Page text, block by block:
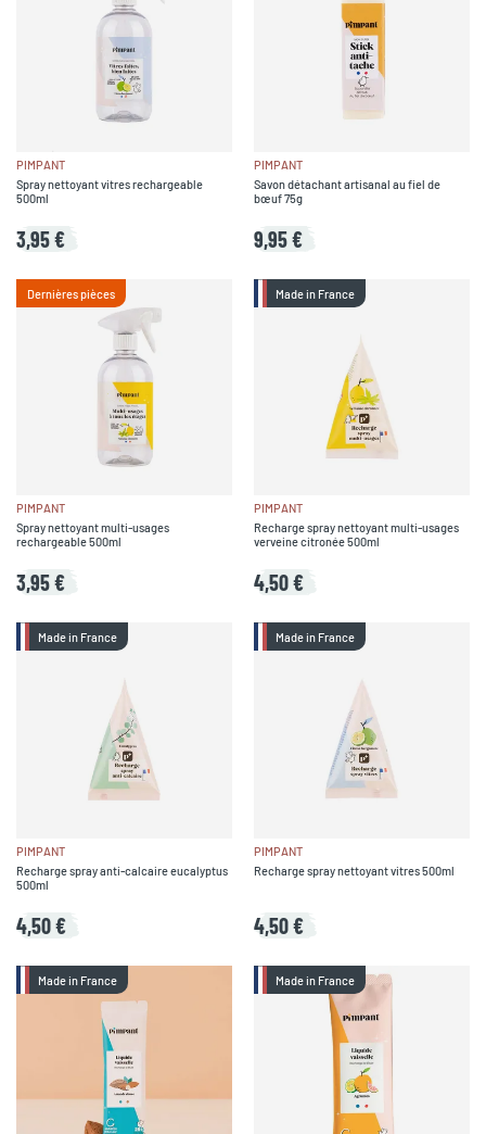
PIMPANT
Spray nettoyant vitres rechargeable
500ml
3,95 €
PIMPANT
Savon détachant artisanal au fiel de
bœuf 75g
9,95 €
Dernières pièces
PIMPANT
Spray nettoyant multi-usages
rechargeable 500ml
3,95 €
Made in France
PIMPANT
Recharge spray nettoyant multi-usages
verveine citronée 500ml
4,50 €
Made in France
PIMPANT
Recharge spray anti-calcaire eucalyptus
500ml
4,50 €
Made in France
PIMPANT
Recharge spray nettoyant vitres 500ml
4,50 €
Made in France Made in France